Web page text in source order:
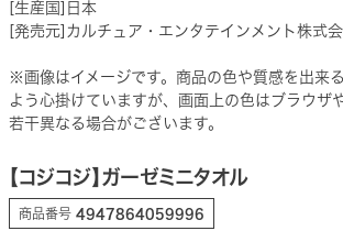
[生産国]日本
[発売元]カルチュア・エンタテインメント株式
※画像はイメージです。商品の色や質感を出来
よう心掛けていますが、画面上の色はブラウザ
若干異なる場合がございます。
【コジコジ】ガーゼミニタオル
商品番号 4947864059996